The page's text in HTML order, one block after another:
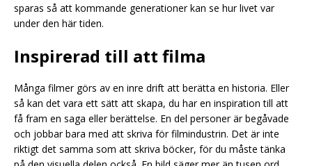
sparas så att kommande generationer kan se hur livet var
under den här tiden.
Inspirerad till att filma
Många filmer görs av en inre drift att berätta en historia. Eller
så kan det vara ett sätt att skapa, du har en inspiration till att
få fram en saga eller berättelse. En del personer är begåvade
och jobbar bara med att skriva för filmindustrin. Det är inte
riktigt det samma som att skriva böcker, för du måste tänka